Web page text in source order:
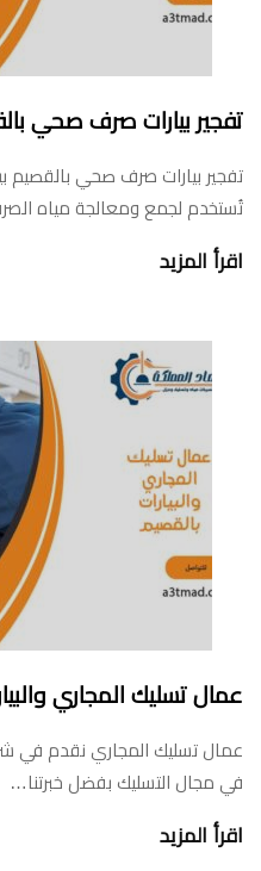
تفجير بيارات صرف صحي بالقصيم-
تفجير بيارات صرف صحي
تُستخدم لجمع ومعالجة مياه
اقرأ المزيد
عمال تسليك المجاري والبيارات
عمال تسليك المجاري نقدم في
في مجال التسليك بفضل خبرتنا…
اقرأ المزيد